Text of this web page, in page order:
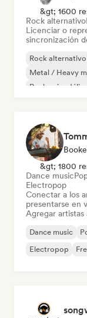
&gt; 1600
Rock alternativo
Licenciar o
sincronización
Rock alternativo
Metal / Heavy
Rock psicodélico
&gt; 1800
Dance music
Electropop
Conectar a los
presentarse en
Agregar
Dance music
Electropop